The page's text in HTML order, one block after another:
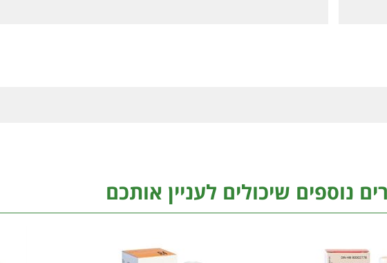
נוספים שיכולים לעניין אותכם